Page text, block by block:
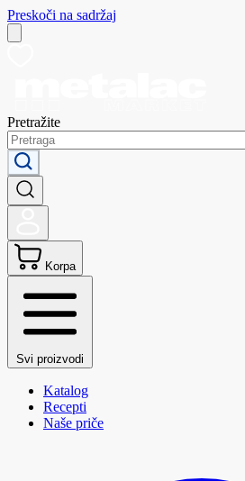
Preskoči na sadržaj
Pretražite
Korpa
Svi proizvodi
Katalog
Recepti
Naše priče